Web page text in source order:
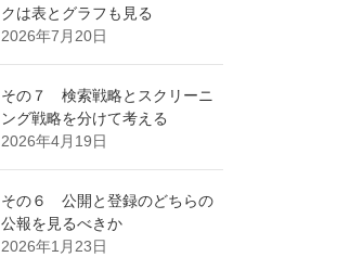
クは表とグラフも見る
2026年7月20日
その７ 検索戦略とスクリーニ
ング戦略を分けて考える
2026年4月19日
その６ 公開と登録のどちらの
公報を見るべきか
2026年1月23日